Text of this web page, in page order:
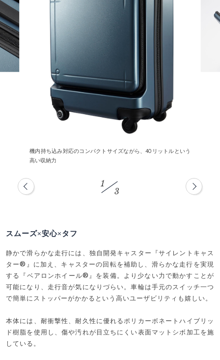
機内持ち込み対応のコンパクトサイズながら、40リットルという
高い収納力
1
3
スムーズ×安心×タフ
静かで滑らかな走行には、独自開発キャスター『サイレントキャス
ター®』に加え、キャスターの回転を補助し、滑らかな走行を実現
する『ベアロンホイール®』を装備。より少ない力で動かすことが
可能になり、走行音が気になりづらい。車輪は手元のスイッチ一つ
で簡単にストッパーがかかるという高いユーザビリティも嬉しい。
本体には、耐衝撃性、耐久性に優れるポリカーボネートハイブリッ
ド樹脂を使用し、傷や汚れが目立ちにくい表面マットシボ加工を施
している。